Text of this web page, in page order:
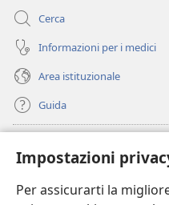
Impostazioni
Per assicurarti la
Cerca
Informazioni per i medici
Area istituzionale
Guida
(apre
una
nuova
finestra)
BIBLIOTECA ONLINE
(apre